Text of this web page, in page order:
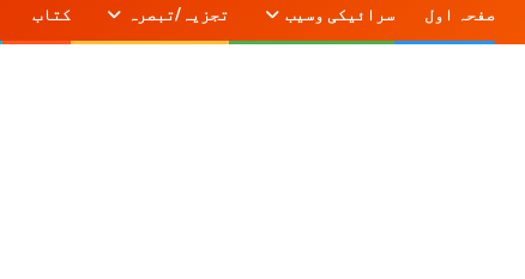
صفحہ اول سرائیکی وسیب تجزیہ/تبصرہ کتاب